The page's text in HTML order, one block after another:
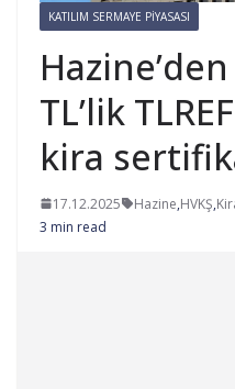
KATILIM SERMAYE PIYASASI
TL’lik
kira
17.12.2025 Hazine,HVKŞ,
3 min read